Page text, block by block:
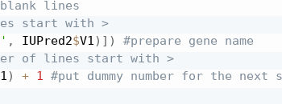
blank lines
start with >
, IUPred2$V1) ] )
#prepare gene name
of lines start with >
) + 1 #put dummy number for the next